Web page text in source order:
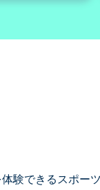
験できるスポー